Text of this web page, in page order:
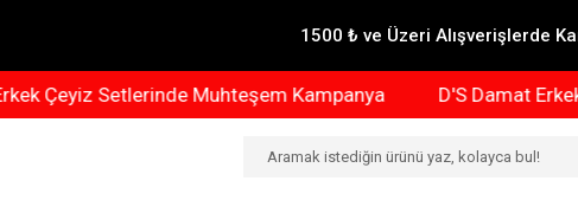
1500 ₺ ve Üzeri Alışverişlerde
Setlerinde Muhteşem Kampanya D'S Damat Erkek